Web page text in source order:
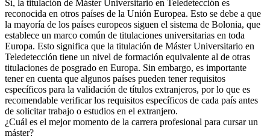
Sí, la titulación de Máster Universitario en Teledetección es
reconocida en otros países de la Unión Europea. Esto se debe a que
la mayoría de los países europeos siguen el sistema de Bolonia, que
establece un marco común de titulaciones universitarias en toda
Europa. Esto significa que la titulación de Máster Universitario en
Teledetección tiene un nivel de formación equivalente al de otras
titulaciones de posgrado en Europa. Sin embargo, es importante
tener en cuenta que algunos países pueden tener requisitos
específicos para la validación de títulos extranjeros, por lo que es
recomendable verificar los requisitos específicos de cada país antes
de solicitar trabajo o estudios en el extranjero.
¿Cuál es el mejor momento de la carrera profesional para cursar un
máster?